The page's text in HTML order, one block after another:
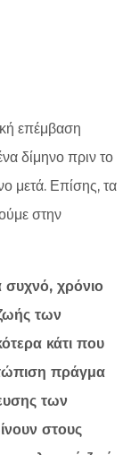
επέμβαση
δίμηνο πριν το
μετά. Επίσης, τα
στην
συχνό, χρόνιο
των
κάτι που
πράγμα
των
στους